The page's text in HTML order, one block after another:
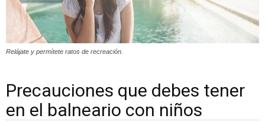
Relájate y permítete ratos de recreación.
Precauciones que debes tener
en el balneario con niños